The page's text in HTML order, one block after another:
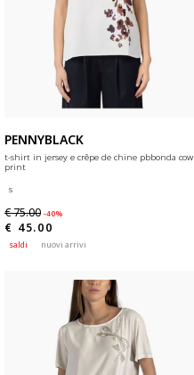
PENNYBLACK
t-shirt in jersey e crêpe de chine pbbonda cow
print
s
€ 75.00 -40%
€ 45.00
saldi nuovi arrivi